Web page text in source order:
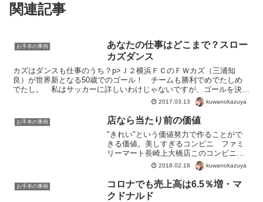
関連記事
お手本の事例
あなたの仕事はどこまで？スロー
カズダンス
カズはダンスも仕事のうち？p>Ｊ２横浜ＦＣのＦＷカズ（三浦知
良）が世界新となる50歳でのゴール！ チームも勝利でめでたしめ
でたし。 私はサッカーに詳しいわけじゃないですが、ゴールを決め
た後のカズダンスはすごいなと思いますね。は50歳と５日の...
2017.03.13 kuwanokazuya
お手本の事例 店なら当たり前の価値
"きれい"という価値努力で作ることがで
きる価値。美しすぎるコンビニ ファミ
リーマート長崎上大橋店このコンビニ、
商品の並べ方が美しいってだけで、ニュ
ースになっておる。 でも、「商品の並べ
方が美しいってだけ」ができないのが普
通だから、ニュースに...
2018.02.18 kuwanokazuya
お手本の事例
コロナでも売上高は6.5％増・マ
クドナルド